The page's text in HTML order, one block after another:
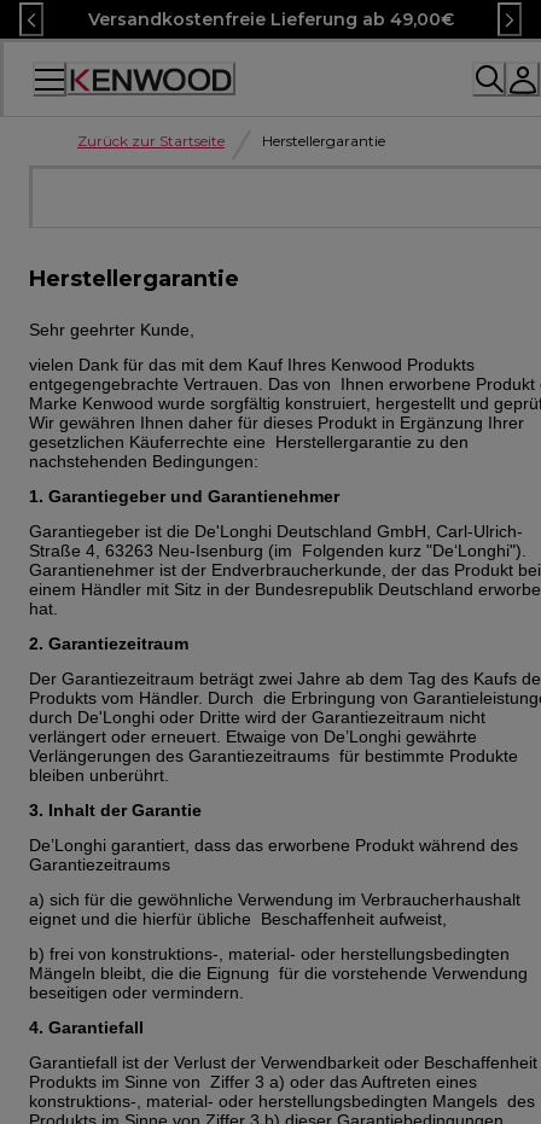
Skip
to
Content
Versandkostenfreie Lieferung ab 49,00€
Accessibility
Zurück zur Startseite Herstellergarantie
Herstellergarantie
Sehr geehrter Kunde,
vielen Dank für das mit dem Kauf Ihres Kenwood Produkts
entgegengebrachte Vertrauen. Das von Ihnen erworbene Produkt
Marke Kenwood wurde sorgfältig konstruiert, hergestellt und
Wir gewähren Ihnen daher für dieses Produkt in Ergänzung Ihrer
gesetzlichen Käuferrechte eine Herstellergarantie zu den
nachstehenden Bedingungen:
1. Garantiegeber und Garantienehmer
Garantiegeber ist die De'Longhi Deutschland GmbH, Carl-Ulrich-
Straße 4, 63263 Neu-Isenburg (im Folgenden kurz "De‘Longhi").
Garantienehmer ist der Endverbraucherkunde, der das Produkt
einem Händler mit Sitz in der Bundesrepublik Deutschland
hat.
2. Garantiezeitraum
Der Garantiezeitraum beträgt zwei Jahre ab dem Tag des Kaufs
Produkts vom Händler. Durch die Erbringung von
durch De'Longhi oder Dritte wird der Garantiezeitraum nicht
verlängert oder erneuert. Etwaige von De’Longhi gewährte
Verlängerungen des Garantiezeitraums für bestimmte Produkte
bleiben unberührt.
3. Inhalt der Garantie
De’Longhi garantiert, dass das erworbene Produkt während des
Garantiezeitraums
a) sich für die gewöhnliche Verwendung im Verbraucherhaushalt
eignet und die hierfür übliche Beschaffenheit aufweist,
b) frei von konstruktions-, material- oder herstellungsbedingten
Mängeln bleibt, die die Eignung für die vorstehende Verwendung
beseitigen oder vermindern.
4. Garantiefall
Garantiefall ist der Verlust der Verwendbarkeit oder
Produkts im Sinne von Ziffer 3 a) oder das Auftreten eines
konstruktions-, material- oder herstellungsbedingten Mangels des
Produkts im Sinne von Ziffer 3 b) dieser Garantiebedingungen